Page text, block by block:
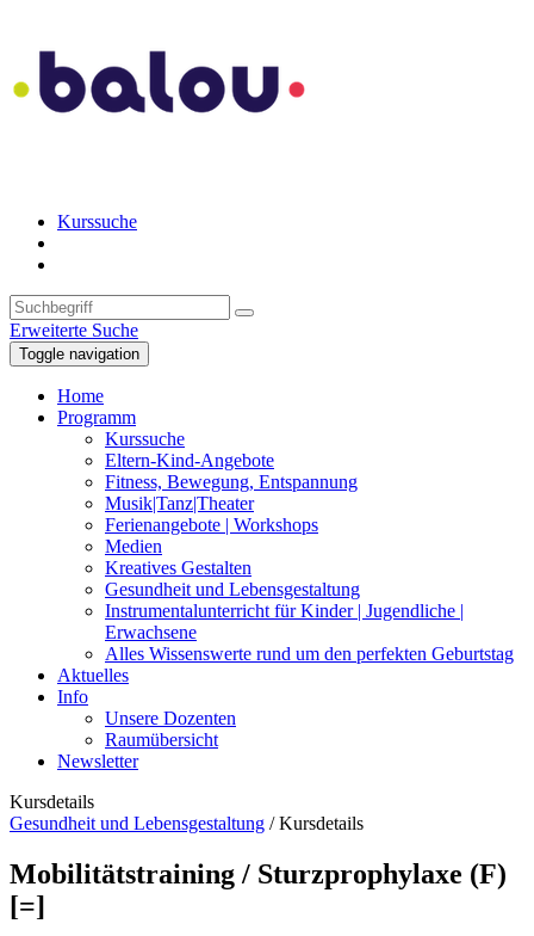
Kurssuche
Erweiterte Suche
Toggle navigation
Home
Programm
Kurssuche
Eltern-Kind-Angebote
Fitness, Bewegung, Entspannung
Musik|Tanz|Theater
Ferienangebote | Workshops
Medien
Kreatives Gestalten
Gesundheit und Lebensgestaltung
Instrumentalunterricht für Kinder | Jugendliche |
Erwachsene
Alles Wissenswerte rund um den perfekten Geburtstag
Aktuelles
Info
Unsere Dozenten
Raumübersicht
Newsletter
Kursdetails
Gesundheit und Lebensgestaltung /Kursdetails
Mobilitätstraining / Sturzprophylaxe (F)
[=]